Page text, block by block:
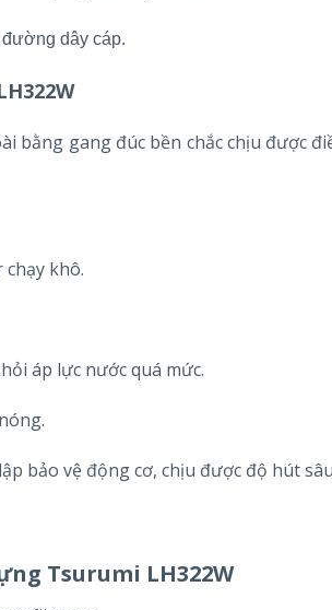
dây cáp.
bằng gang đúc bền chắc chịu được
khô.
áp lực nước quá mức.
bảo vệ động cơ, chịu được độ hút
Tsurumi LH322W